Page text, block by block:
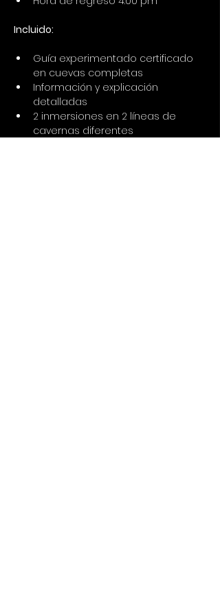
Incluido:
Guía experimentado certificado
en cuevas completas
Información y explicación
detalladas
2 inmersiones en 2 líneas de
cavernas diferentes